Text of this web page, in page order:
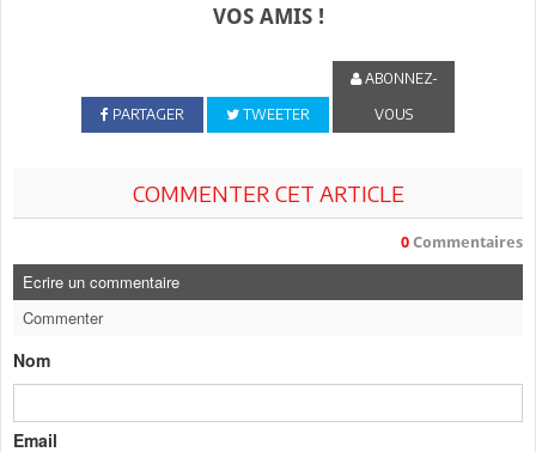
VOS AMIS !
PARTAGER TWEETER
ABONNEZ-
VOUS
COMMENTER CET ARTICLE
0 Commentaires
Ecrire un commentaire
Commenter
Nom
Email